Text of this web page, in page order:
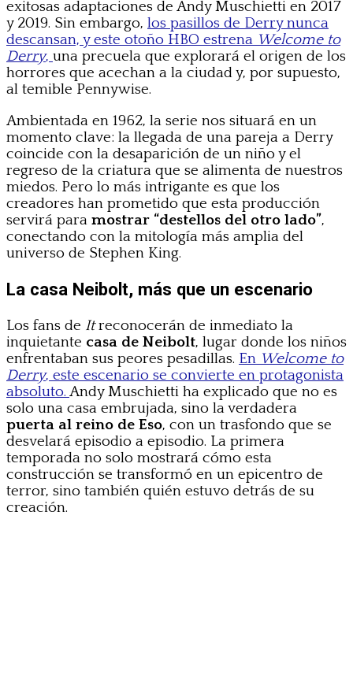
exitosas adaptaciones de Andy Muschietti en 2017
y 2019. Sin embargo, los pasillos de Derry nunca
descansan, y este otoño HBO estrena Welcome to
Derry, una precuela que explorará el origen de los
horrores que acechan a la ciudad y, por supuesto,
al temible Pennywise.
Ambientada en 1962, la serie nos situará en un
momento clave: la llegada de una pareja a Derry
coincide con la desaparición de un niño y el
regreso de la criatura que se alimenta de nuestros
miedos. Pero lo más intrigante es que los
creadores han prometido que esta producción
servirá para mostrar “destellos del otro lado”,
conectando con la mitología más amplia del
universo de Stephen King.
La casa Neibolt, más que un escenario
Los fans de Itreconocerán de inmediato la
inquietante casa de Neibolt, lugar donde los niños
enfrentaban sus peores pesadillas. En Welcome to
Derry, este escenario se convierte en protagonista
absoluto. Andy Muschietti ha explicado que no es
solo una casa embrujada, sino la verdadera
puerta al reino de Eso, con un trasfondo que se
desvelará episodio a episodio. La primera
temporada no solo mostrará cómo esta
construcción se transformó en un epicentro de
terror, sino también quién estuvo detrás de su
creación.